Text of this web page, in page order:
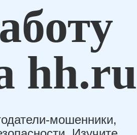
hh.ru
мошенники,